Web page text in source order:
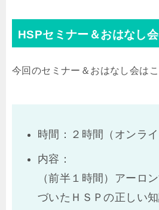
HSPセミナー＆おはなし
今回のセミナー＆おはなし会は
時間：２時間（オンライ
内容：
（前半１時間）アーロ
づいたＨＳＰの正しい